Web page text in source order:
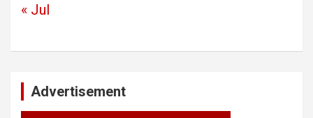
« Jul
Advertisement